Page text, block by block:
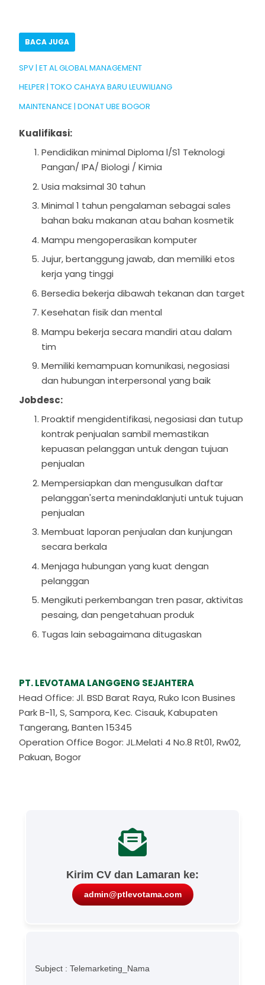
BACA JUGA
SPV | ET AL GLOBAL MANAGEMENT
HELPER | TOKO CAHAYA BARU LEUWILIANG
MAINTENANCE | DONAT UBE BOGOR
Kualifikasi:
Pendidikan minimal Diploma l/S1 Teknologi
Pangan/ IPA/ Biologi / Kimia
Usia maksimal 30 tahun
Minimal 1 tahun pengalaman sebagai sales
bahan baku makanan atau bahan kosmetik
Mampu mengoperasikan komputer
Jujur, bertanggung jawab, dan memiliki etos
kerja yang tinggi
Bersedia bekerja dibawah tekanan dan target
Kesehatan fisik dan mental
Mampu bekerja secara mandiri atau dalam
tim
Memiliki kemampuan komunikasi, negosiasi
dan hubungan interpersonal yang baik
Jobdesc:
Proaktif mengidentifikasi, negosiasi dan tutup
kontrak penjualan sambil memastikan
kepuasan pelanggan untuk dengan tujuan
penjualan
Mempersiapkan dan mengusulkan daftar
pelanggan'serta menindaklanjuti untuk tujuan
penjualan
Membuat laporan penjualan dan kunjungan
secara berkala
Menjaga hubungan yang kuat dengan
pelanggan
Mengikuti perkembangan tren pasar, aktivitas
pesaing, dan pengetahuan produk
Tugas lain sebagaimana ditugaskan
PT. LEVOTAMA LANGGENG SEJAHTERA
Head Office: Jl. BSD Barat Raya, Ruko Icon Busines
Park B-11, S, Sampora, Kec. Cisauk, Kabupaten
Tangerang, Banten 15345
Operation Office Bogor: JL.Melati 4 No.8 Rt01, Rw02,
Pakuan, Bogor
Kirim CV dan Lamaran ke:
admin@ptlevotama.com
Subject : Telemarketing_Nama